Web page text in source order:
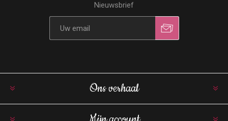
Nieuwsbrief
Ons verhaal